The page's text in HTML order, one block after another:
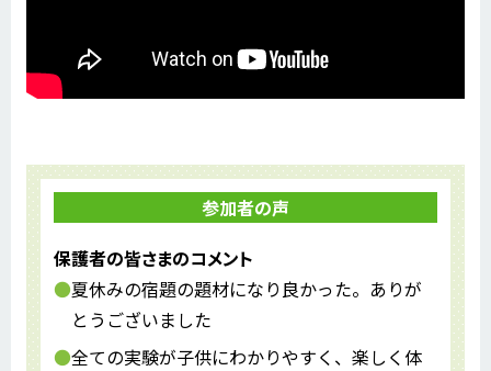
参加者の声
保護者の皆さまのコメント
夏休みの宿題の題材になり良かった。ありが
とうございました
全ての実験が子供にわかりやすく、楽しく体